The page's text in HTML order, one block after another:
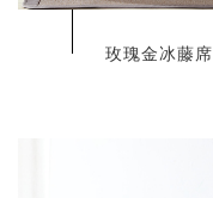
玫瑰金冰藤席